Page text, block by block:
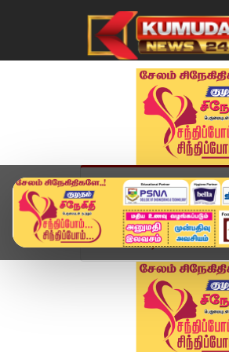
முகப்பு விளையாட்டு
Home வீடியோ ஸ்டோரி